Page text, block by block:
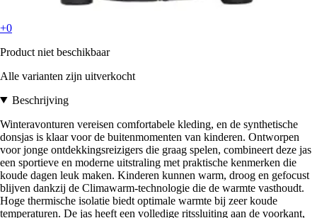
+0
Product niet beschikbaar
Alle varianten zijn uitverkocht
Beschrijving
Winteravonturen vereisen comfortabele kleding, en de synthetische
donsjas is klaar voor de buitenmomenten van kinderen. Ontworpen
voor jonge ontdekkingsreizigers die graag spelen, combineert deze jas
een sportieve en moderne uitstraling met praktische kenmerken die
koude dagen leuk maken. Kinderen kunnen warm, droog en gefocust
blijven dankzij de Climawarm-technologie die de warmte vasthoudt.
Hoge thermische isolatie biedt optimale warmte bij zeer koude
temperaturen. De jas heeft een volledige ritssluiting aan de voorkant,